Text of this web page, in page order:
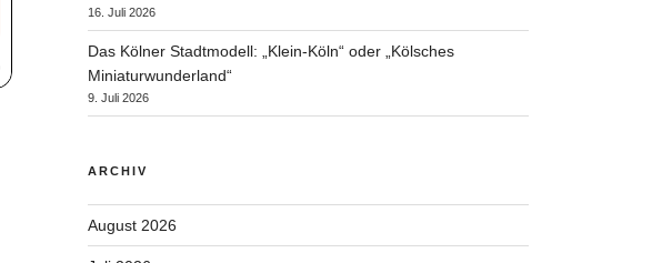
16. Juli 2026
Das Kölner Stadtmodell: „Klein-Köln“ oder „Kölsches
Miniaturwunderland“
9. Juli 2026
ARCHIV
August 2026